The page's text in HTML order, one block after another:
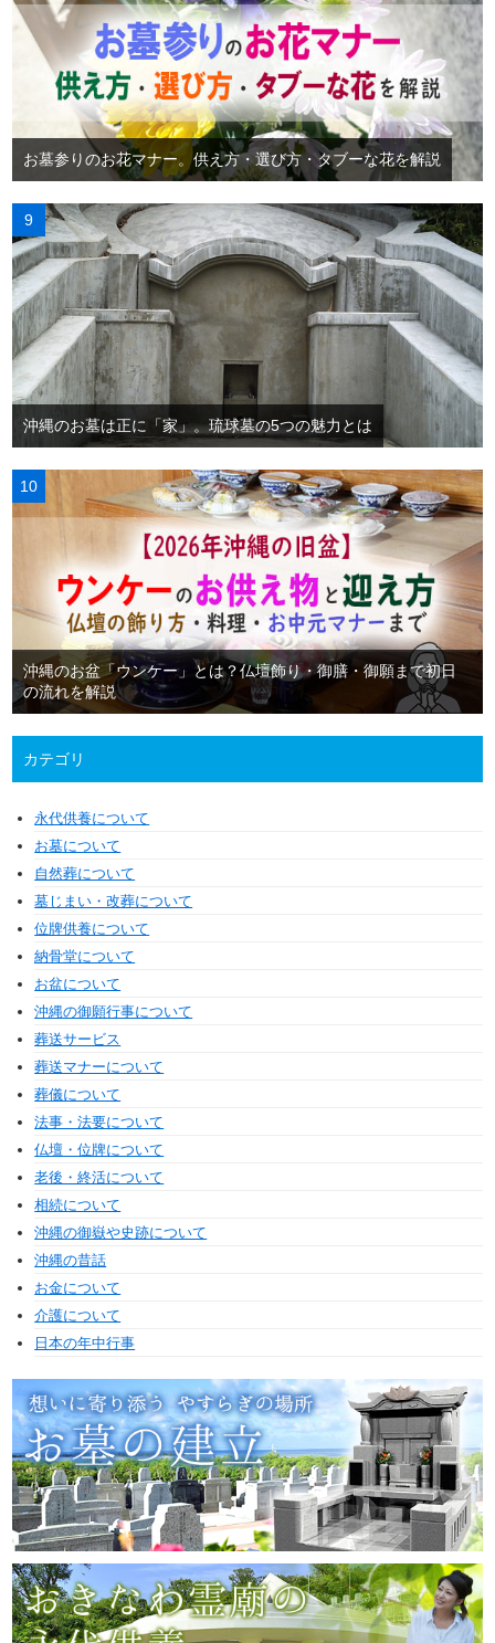
お墓参りのお花マナー。供え方・選び方・タブーな花を解説
沖縄のお墓は正に「家」。琉球墓の5つの魅力とは
沖縄のお盆「ウンケー」とは？仏壇飾り・御膳・御願まで初日
の流れを解説
カテゴリ
永代供養について
お墓について
自然葬について
墓じまい・改葬について
位牌供養について
納骨堂について
お盆について
沖縄の御願行事について
葬送サービス
葬送マナーについて
葬儀について
法事・法要について
仏壇・位牌について
老後・終活について
相続について
沖縄の御嶽や史跡について
沖縄の昔話
お金について
介護について
日本の年中行事